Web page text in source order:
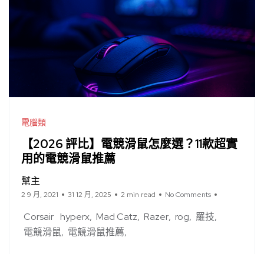
電腦類
【2026 評比】電競滑鼠怎麼選？11款超實
用的電競滑鼠推薦
幫主
2 9 月, 2021 31 12 月, 2025 2 min read No Comments
Corsair hyperx Mad Catz Razer rog
羅技
電競滑鼠
電競滑鼠推薦